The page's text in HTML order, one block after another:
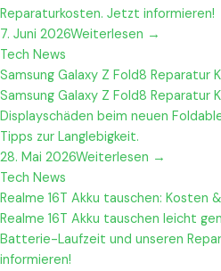
Reparaturkosten. Jetzt informieren!
7. Juni 2026Weiterlesen →
Tech News
Samsung Galaxy Z Fold8 Reparatur
Samsung Galaxy Z Fold8 Reparatur
Displayschäden beim neuen
Tipps zur Langlebigkeit.
28. Mai 2026Weiterlesen →
Tech News
Realme 16T Akku tauschen: Kosten
Realme 16T Akku tauschen leicht
Batterie-Laufzeit und unseren
informieren!